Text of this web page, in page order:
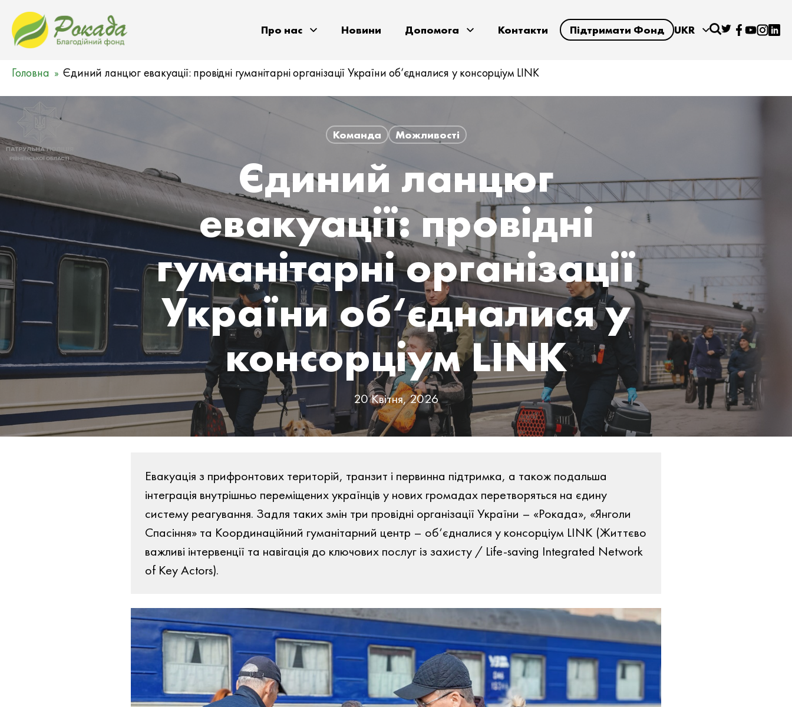
Про нас Новини Допомога Контакти Підтримати Фонд UKR
Головна Єдиний ланцюг евакуації: провідні гуманітарні організації України об‘єдналися у консорціум LINK
Команда Можливості
Єдиний ланцюг
евакуації: провідні
гуманітарні організації
України об‘єдналися у
консорціум LINK
20 Квітня, 2026
Евакуація з прифронтових територій, транзит і первинна підтримка, а також подальша
інтеграція внутрішньо переміщених українців у нових громадах перетворяться на єдину
систему реагування. Задля таких змін три провідні організації України – «Рокада», «Янголи
Спасіння» та Координаційний гуманітарний центр – об‘єдналися у консорціум LINK (Життєво
важливі інтервенції та навігація до ключових послуг із захисту / Life-saving Integrated Network
of Key Actors).